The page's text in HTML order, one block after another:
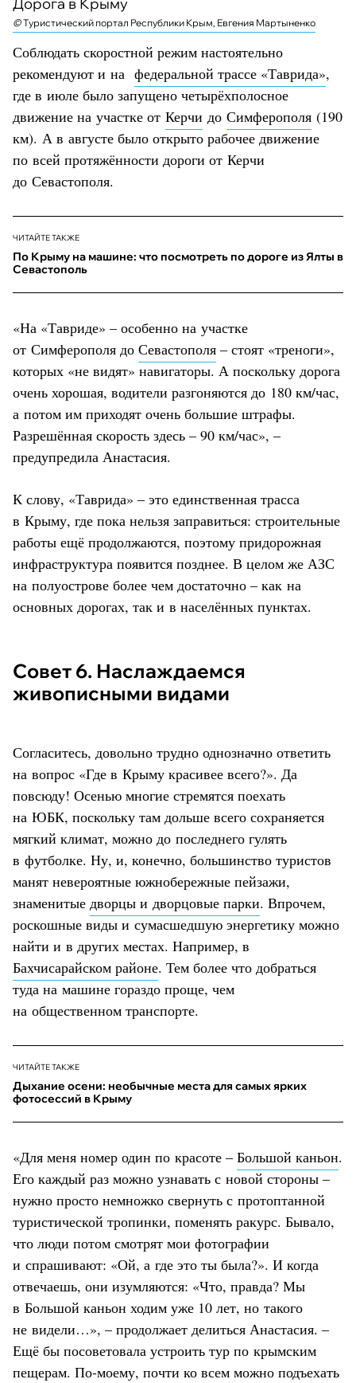
© Туристический портал Республики Крым, Евгения Мартыненко
©
©
©
©
Соблюдать скоростной режим настоятельно
рекомендуют и на федеральной трассе «Таврида»,
где в июле было запущено четырёхполосное
движение на участке от Керчи до Симферополя (190
км). А в августе было открыто рабочее движение
по всей протяжённости дороги от Керчи
до Севастополя.
ЧИТАЙТЕ ТАКЖЕ
По Крыму на машине: что посмотреть по дороге из Ялты в
Севастополь
«На «Тавриде» – особенно на участке
от Симферополя до Севастополя – стоят «треноги»,
которых «не видят» навигаторы. А поскольку дорога
очень хорошая, водители разгоняются до 180 км/час,
а потом им приходят очень большие штрафы.
Разрешённая скорость здесь – 90 км/час», –
предупредила Анастасия.
К слову, «Таврида» – это единственная трасса
в Крыму, где пока нельзя заправиться: строительные
работы ещё продолжаются, поэтому придорожная
инфраструктура появится позднее. В целом же АЗС
на полуострове более чем достаточно – как на
основных дорогах, так и в населённых пунктах.
Совет 6. Наслаждаемся
живописными видами
Согласитесь, довольно трудно однозначно ответить
на вопрос «Где в Крыму красивее всего?». Да
повсюду! Осенью многие стремятся поехать
на ЮБК, поскольку там дольше всего сохраняется
мягкий климат, можно до последнего гулять
в футболке. Ну, и, конечно, большинство туристов
манят невероятные южнобережные пейзажи,
знаменитые дворцы и дворцовые парки. Впрочем,
роскошные виды и сумасшедшую энергетику можно
найти и в других местах. Например, в
Бахчисарайском районе. Тем более что добраться
туда на машине гораздо проще, чем
на общественном транспорте.
ЧИТАЙТЕ ТАКЖЕ
Дыхание осени: необычные места для самых ярких
фотосессий в Крыму
«Для меня номер один по красоте – Большой каньон.
Его каждый раз можно узнавать с новой стороны –
нужно просто немножко свернуть с протоптанной
туристической тропинки, поменять ракурс. Бывало,
что люди потом смотрят мои фотографии
и спрашивают: «Ой, а где это ты была?». И когда
отвечаешь, они изумляются: «Что, правда? Мы
в Большой каньон ходим уже 10 лет, но такого
не видели…», – продолжает делиться Анастасия. –
Ещё бы посоветовала устроить тур по крымским
пещерам. По-моему, почти ко всем можно подъехать